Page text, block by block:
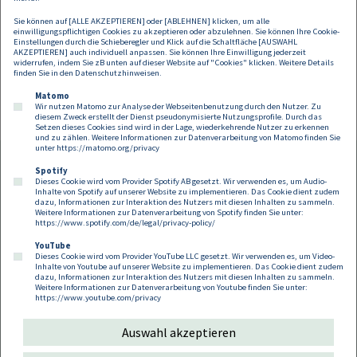
Schadenersatz.
Footer
Kontakt Datenschutz
Impressum
Compliance
Cookies
Sie können auf [ALLE AKZEPTIEREN] oder [ABLEHNEN] klicken, um alle
einwilligungspflichtigen Cookies zu akzeptieren oder abzulehnen. Sie können Ihre Cookie-
Einstellungen durch die Schieberegler und Klick auf die Schaltfläche [AUSWAHL
AKZEPTIEREN] auch individuell anpassen. Sie können Ihre Einwilligung jederzeit
widerrufen, indem Sie zB unten auf dieser Website auf "Cookies" klicken. Weitere Details
finden Sie in den Datenschutzhinweisen.
Matomo
Wir nutzen Matomo zur Analyse der Webseitenbenutzung durch den Nutzer. Zu
diesem Zweck erstellt der Dienst pseudonymisierte Nutzungsprofile. Durch das
Setzen dieses Cookies sind wird in der Lage, wiederkehrende Nutzer zu erkennen
und zu zählen. Weitere Informationen zur Datenverarbeitung von Matomo finden Sie
unter https://matomo.org/privacy
Spotify
Dieses Cookie wird vom Provider Spotify AB gesetzt. Wir verwenden es, um Audio-
Inhalte von Spotify auf unserer Website zu implementieren. Das Cookie dient zudem
dazu, Informationen zur Interaktion des Nutzers mit diesen Inhalten zu sammeln.
Weitere Informationen zur Datenverarbeitung von Spotify finden Sie unter:
https://www.spotify.com/de/legal/privacy-policy/
YouTube
Dieses Cookie wird vom Provider YouTube LLC gesetzt. Wir verwenden es, um Video-
Inhalte von Youtube auf unserer Website zu implementieren. Das Cookie dient zudem
dazu, Informationen zur Interaktion des Nutzers mit diesen Inhalten zu sammeln.
Weitere Informationen zur Datenverarbeitung von Youtube finden Sie unter:
https://www.youtube.com/privacy
Auswahl akzeptieren
Follow us on:
Copyright 2026